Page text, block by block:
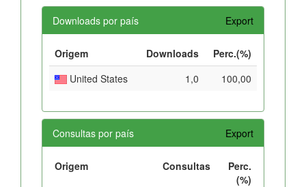
Downloads por país Export
Origem Downloads
Perc.(%)
United States
1,0 100,00
Consultas por país Export
Origem Consultas
Perc.
(%)